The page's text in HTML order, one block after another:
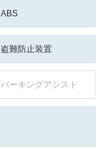
ABS
盗難防止装置
パーキングアシスト